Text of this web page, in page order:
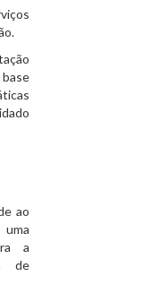
ao
a
de